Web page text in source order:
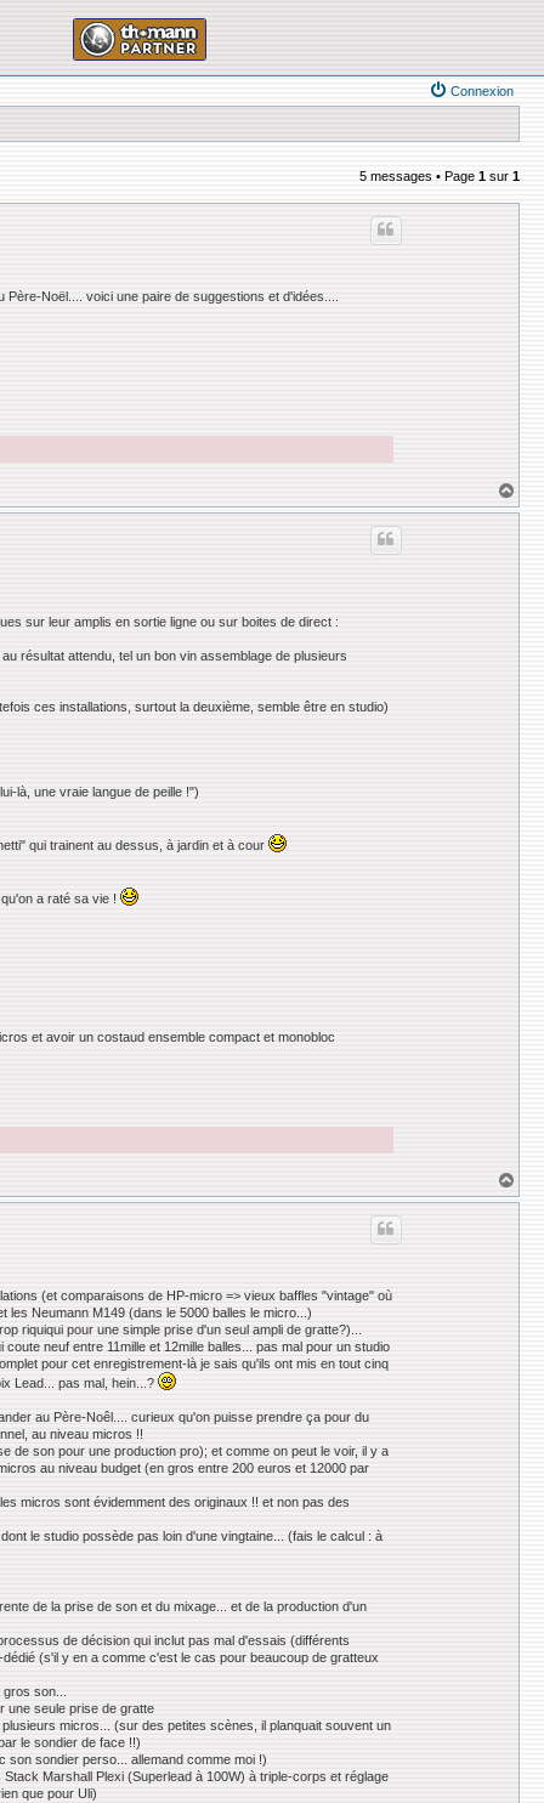
Connexion
5 messages • Page 1 sur 1
Noël.... voici une paire de suggestions et d'idées....
a
sur leur amplis en sortie ligne ou sur boites de direct :
résultat attendu, tel un bon vin assemblage de plusieurs
ces installations, surtout la deuxième, semble être en studio)
là, une vraie langue de peille !")
qui trainent au dessus, à jardin et à cour
a raté sa vie !
et avoir un costaud ensemble compact et monobloc
a
(et comparaisons de HP-micro => vieux baffles "vintage" où
Neumann M149 (dans le 5000 balles le micro...)
riquiqui pour une simple prise d'un seul ampli de gratte?)...
neuf entre 11mille et 12mille balles... pas mal pour un studio
pour cet enregistrement-là je sais qu'ils ont mis en tout cinq
Lead... pas mal, hein...?
au Père-Noêl.... curieux qu'on puisse prendre ça pour du
au niveau micros !!
de son pour une production pro); et comme on peut le voir, il y a
au niveau budget (en gros entre 200 euros et 12000 par
micros sont évidemment des originaux !! et non pas des
le studio possède pas loin d'une vingtaine... (fais le calcul : à
de la prise de son et du mixage... et de la production d'un
de décision qui inclut pas mal d'essais (différents
(s'il y en a comme c'est le cas pour beaucoup de gratteux
son...
une seule prise de gratte
micros... (sur des petites scènes, il planquait souvent un
le sondier de face !!)
son sondier perso... allemand comme moi !)
Marshall Plexi (Superlead à 100W) à triple-corps et réglage
que pour Uli)